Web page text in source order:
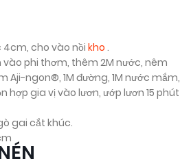
4cm, cho vào nồi kho .
vào phi thơm, thêm 2M nước, nêm
Aji-ngon®, 1M đường, 1M nước mắm,
hợp gia vị vào lươn, ướp lươn 15 phút
gai cắt khúc.